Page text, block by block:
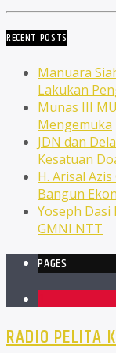
RECENT POSTS
Manuara
Lakukan
Munas III
Mengemuka
JDN dan
Kesatuan
H. Arisal
Bangun
Yoseph Dasi
GMNI NTT
PAGES
RADIO PELITA